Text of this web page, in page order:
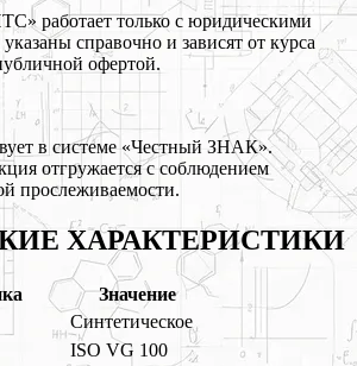
работает только с юридическими
справочно и зависят от курса
офертой.
в системе «Честный ЗНАК».
отгружается с соблюдением
прослеживаемости.
ХАРАКТЕРИСТИКИ
Значение
Синтетическое
ISO VG 100